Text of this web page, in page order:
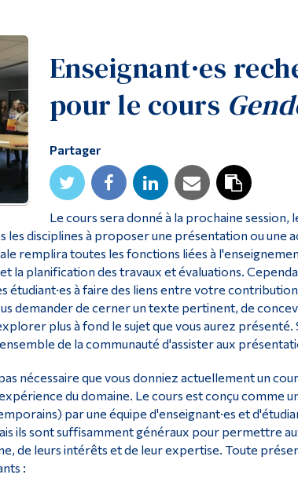
Enseignant·es
pour le cours
Partager
Le cours sera donné à la prochaine session,
les disciplines à proposer une présentation ou une
remplira toutes les fonctions liées à
la planification des travaux et évaluations.
étudiant·es à faire des liens entre votre
demander de cerner un texte pertinent, de
plus à fond le sujet que vous aurez présenté.
de la communauté d'assister aux
nécessaire que vous donniez actuellement un
du domaine. Le cours est conçu comme
par une équipe d'enseignant·es et
ils sont suffisamment généraux pour permettre
de leurs intérêts et de leur expertise. Toute
:
Menu principal
La vie à Dawson
Qui vous êtes
Futurs étudiants
Étudiants actuels
Corps enseignant et
Diplômé·es et